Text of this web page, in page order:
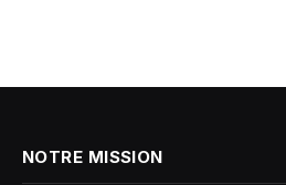
NOTRE MISSION